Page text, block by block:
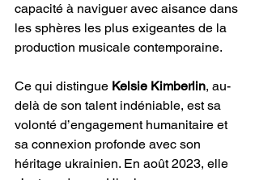
capacité à naviguer avec aisance dans
les sphères les plus exigeantes de la
production musicale contemporaine.
Ce qui distingue Kelsie Kimberlin, au-
delà de son talent indéniable, est sa
volonté d’engagement humanitaire et
sa connexion profonde avec son
héritage ukrainien. En août 2023, elle